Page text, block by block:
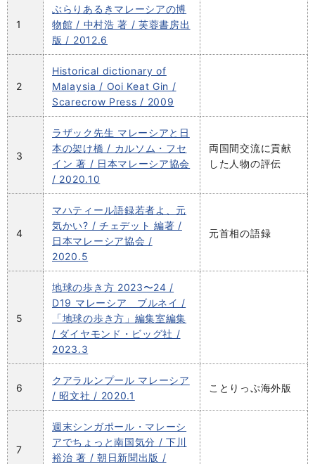
1
ぶらりあるきマレーシアの博
物館 / 中村浩 著 / 芙蓉書房出
版 / 2012.6
2
Historical dictionary of
Malaysia / Ooi Keat Gin /
Scarecrow Press / 2009
3
ラザック先生 マレーシアと日
本の架け橋 / カルソム・フセ
イン 著 / 日本マレーシア協会
/ 2020.10
両国間交流に貢献
した人物の評伝
4
マハティール語録若者よ、元
気かい? / チェデット 編著 /
日本マレーシア協会 /
2020.5
元首相の語録
5
地球の歩き方 2023〜24 /
D19 マレーシア ブルネイ /
「地球の歩き方」編集室編集
/ ダイヤモンド・ビッグ社 /
2023.3
6
クアラルンプール マレーシア
/ 昭文社 / 2020.1
ことりっぷ海外版
7
週末シンガポール・マレーシ
アでちょっと南国気分 / 下川
裕治 著 / 朝日新聞出版 /